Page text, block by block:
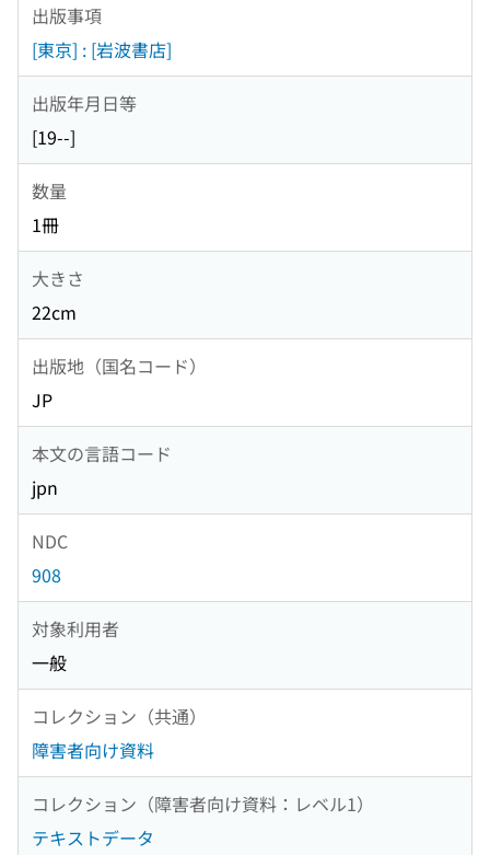
出版事項
[東京] : [岩波書店]
出版年月日等
[19--]
数量
1冊
大きさ
22cm
出版地（国名コード）
JP
本文の言語コード
jpn
NDC
908
対象利用者
一般
コレクション（共通）
障害者向け資料
コレクション（障害者向け資料：レベル1）
テキストデータ